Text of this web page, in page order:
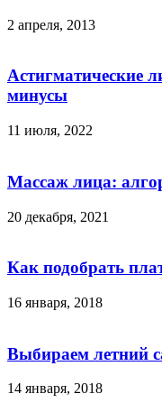
2 апреля, 2013
Астигматические
минусы
11 июля, 2022
Массаж лица:
20 декабря, 2021
Как подобрать
16 января, 2018
Выбираем летний
14 января, 2018